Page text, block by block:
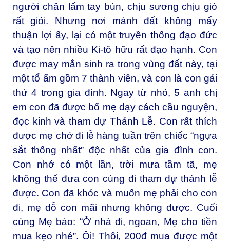
người chân lấm tay bùn, chịu sương chịu gió
rất giỏi. Nhưng nơi mảnh đất không mấy
thuận lợi ấy, lại có một truyền thống đạo đức
và tạo nên nhiều Ki-tô hữu rất đạo hạnh. Con
được may mắn sinh ra trong vùng đất này, tại
một tổ ấm gồm 7 thành viên, và con là con gái
thứ 4 trong gia đình. Ngay từ nhỏ, 5 anh chị
em con đã được bố mẹ dạy cách cầu nguyện,
đọc kinh và tham dự Thánh Lễ. Con rất thích
được mẹ chở đi lễ hàng tuần trên chiếc “ngựa
sắt thống nhất” độc nhất của gia đình con.
Con nhớ có một lần, trời mưa tầm tã, mẹ
không thể đưa con cùng đi tham dự thánh lễ
được. Con đã khóc và muốn mẹ phải cho con
đi, mẹ dỗ con mãi nhưng không được. Cuối
cùng Mẹ bảo: “Ở nhà đi, ngoan, Mẹ cho tiền
mua kẹo nhé”. Ôi! Thôi, 200đ mua được một